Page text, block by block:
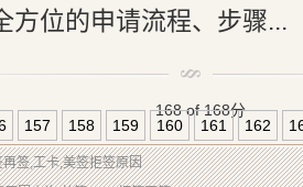
方位的申请流程、步骤...
168 of 168分
157 158 159 160 161 162
签,工卡,美签拒签原因